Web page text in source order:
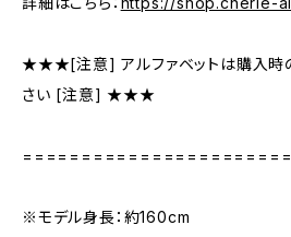
★★★[注意] アルファベットは購入時
さい [注意] ★★★
※モデル身長：約160cm